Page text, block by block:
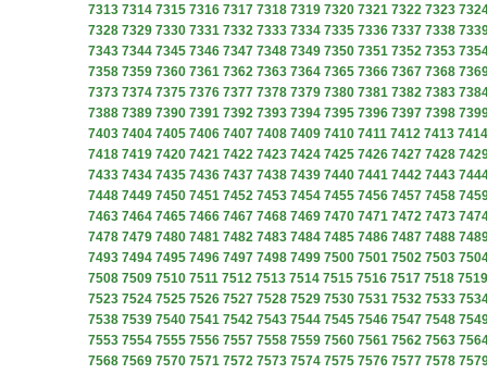
7313 7314 7315 7316 7317 7318 7319 7320 7321 7322 7323
7328 7329 7330 7331 7332 7333 7334 7335 7336 7337 7338
7343 7344 7345 7346 7347 7348 7349 7350 7351 7352 7353
7358 7359 7360 7361 7362 7363 7364 7365 7366 7367 7368
7373 7374 7375 7376 7377 7378 7379 7380 7381 7382 7383
7388 7389 7390 7391 7392 7393 7394 7395 7396 7397 7398
7403 7404 7405 7406 7407 7408 7409 7410 7411 7412 7413 7414
7418 7419 7420 7421 7422 7423 7424 7425 7426 7427 7428
7433 7434 7435 7436 7437 7438 7439 7440 7441 7442 7443
7448 7449 7450 7451 7452 7453 7454 7455 7456 7457 7458
7463 7464 7465 7466 7467 7468 7469 7470 7471 7472 7473
7478 7479 7480 7481 7482 7483 7484 7485 7486 7487 7488
7493 7494 7495 7496 7497 7498 7499 7500 7501 7502 7503
7508 7509 7510 7511 7512 7513 7514 7515 7516 7517 7518 7519
7523 7524 7525 7526 7527 7528 7529 7530 7531 7532 7533
7538 7539 7540 7541 7542 7543 7544 7545 7546 7547 7548
7553 7554 7555 7556 7557 7558 7559 7560 7561 7562 7563
7568 7569 7570 7571 7572 7573 7574 7575 7576 7577 7578